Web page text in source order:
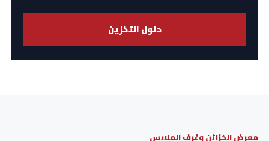
حلول التخزين
معرض الخزائن وغرف الملابس